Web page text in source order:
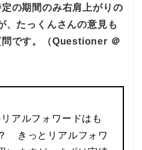
の期間のみ右肩上がりの
、たっくんさんの意見も
問です。（Questioner ＠
アルフォワードはも
きっとリアルフォワ